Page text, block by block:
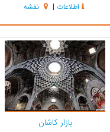
است. در سمت چپ، جلو بقعه،
سنگ قبری قرار دارد که متعلق به سید
عزالدین بن شمس‌الدین می‌باشد و
مطابق همین سنگ قبر، کنیه‌اش با
ه...
اطلاعات | نقشه
بازار کاشان